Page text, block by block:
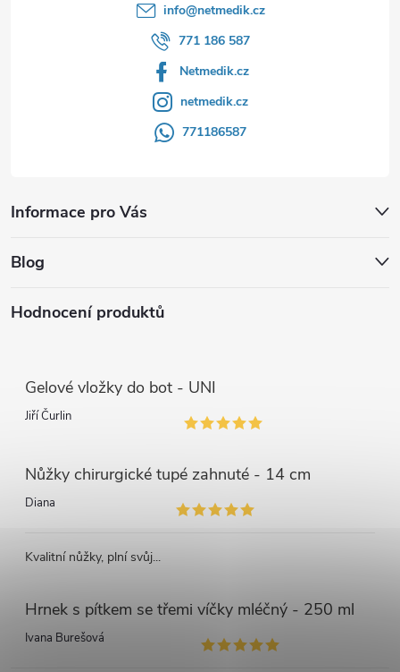
Informace pro Vás
info@netmedik.cz
771 186 587
Netmedik.cz
netmedik.cz
771186587
Blog
Hodnocení produktů
Gelové vložky do bot - UNI
Jiří Čurlin
Nůžky chirurgické tupé zahnuté - 14 cm
Diana
Kvalitní nůžky, plní svůj...
Hrnek s pítkem se třemi víčky mléčný - 250 ml
Ivana Burešová